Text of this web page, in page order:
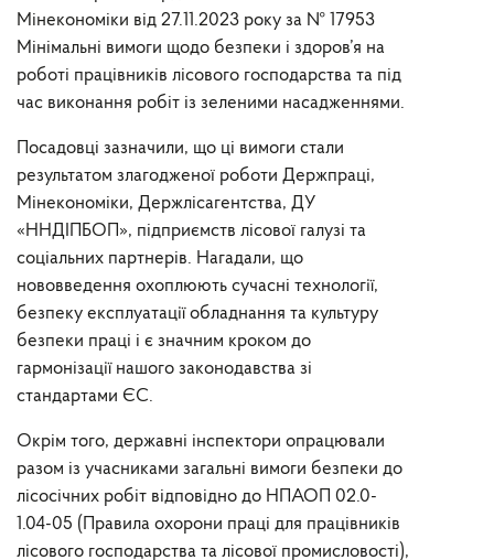
Мінекономіки від 27.11.2023 року за № 17953
Мінімальні вимоги щодо безпеки і здоров’я на
роботі працівників лісового господарства та під
час виконання робіт із зеленими насадженнями.
Посадовці зазначили, що ці вимоги стали
результатом злагодженої роботи Держпраці,
Мінекономіки, Держлісагентства, ДУ
«ННДІПБОП», підприємств лісової галузі та
соціальних партнерів. Нагадали, що
нововведення охоплюють сучасні технології,
безпеку експлуатації обладнання та культуру
безпеки праці і є значним кроком до
гармонізації нашого законодавства зі
стандартами ЄС.
Окрім того, державні інспектори опрацювали
разом із учасниками загальні вимоги безпеки до
лісосічних робіт відповідно до НПАОП 02.0-
1.04-05 (Правила охорони праці для працівників
лісового господарства та лісової промисловості),